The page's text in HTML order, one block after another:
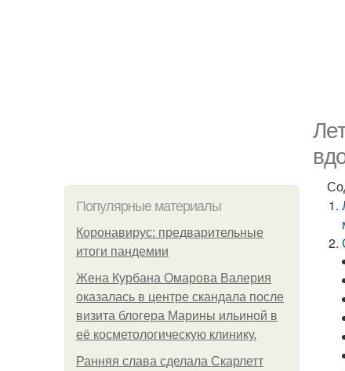
Популярные материалы
Коронавирус: предварительные
итоги пандемии
Жена Курбана Омарова Валерия
оказалась в центре скандала после
визита блогера Марины ильиной в
её косметологическую клинику.
Ранняя слава сделала Скарлетт